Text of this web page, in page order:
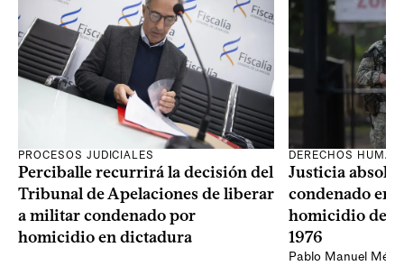
PROCESOS JUDICIALES
Perciballe recurrirá la decisión del
Tribunal de Apelaciones de liberar
a militar condenado por
homicidio en dictadura
DERECHOS
Justicia
condenado en
homicidio de
1976
Pablo Manuel